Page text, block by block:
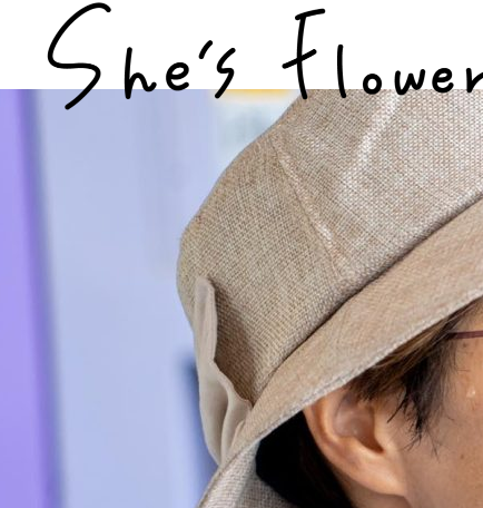
お知らせ
とちぎびぃなすLaboについて
とちぎ農業女子の紹介